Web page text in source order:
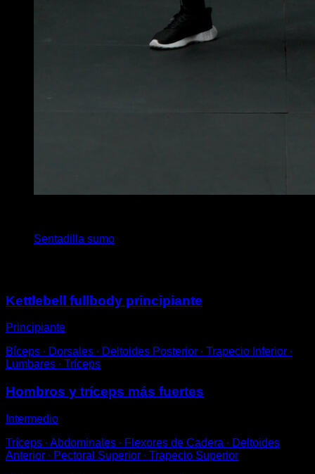
Sentadilla sumo
Kettlebell fullbody principiante
Principiante
Bíceps ∙ Dorsales ∙ Deltoides Posterior ∙ Trapecio Inferior ∙
Lumbares ∙ Tríceps
Hombros y tríceps más fuertes
Intermedio
Tríceps ∙ Abdominales ∙ Flexores de Cadera ∙ Deltoides
Anterior ∙ Pectoral Superior ∙ Trapecio Superior